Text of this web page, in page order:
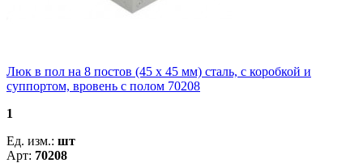
Люк в пол на 8 постов (45 х 45 мм) сталь, с коробкой и
суппортом, вровень с полом 70208
1
Ед. изм.: шт
Арт: 70208